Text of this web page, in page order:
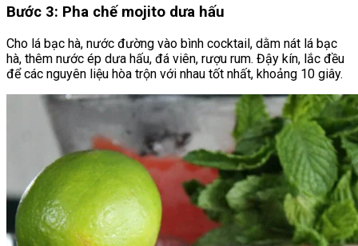
Bước 3: Pha chế mojito dưa hấu
Cho lá bạc hà, nước đường vào bình cocktail, dằm nát lá bạc
hà, thêm nước ép dưa hấu, đá viên, rượu rum. Đậy kín, lắc đều
để các nguyên liệu hòa trộn với nhau tốt nhất, khoảng 10 giây.